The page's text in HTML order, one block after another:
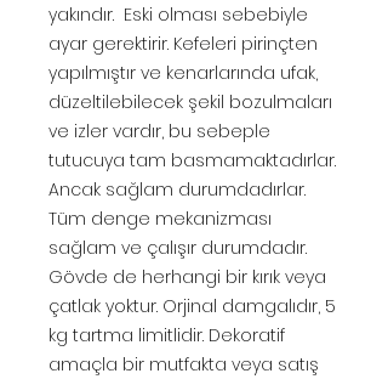
yakındır. Eski olması sebebiyle
ayar gerektirir. Kefeleri pirinçten
yapılmıştır ve kenarlarında ufak,
düzeltilebilecek şekil bozulmaları
ve izler vardır, bu sebeple
tutucuya tam basmamaktadırlar.
Ancak sağlam durumdadırlar.
Tüm denge mekanizması
sağlam ve çalışır durumdadır.
Gövde de herhangi bir kırık veya
çatlak yoktur. Orjinal damgalıdır, 5
kg tartma limitlidir. Dekoratif
amaçla bir mutfakta veya satış